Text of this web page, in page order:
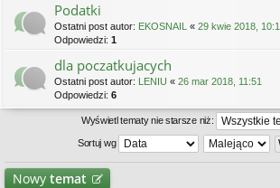
Podatki
Ostatni post autor: EKOSNAIL « 29 kwie 2018,
Odpowiedzi: 1
dla poczatkujacych
Ostatni post autor: LENIU « 26 mar 2018, 11:51
Odpowiedzi: 6
Wyświetl tematy nie starsze niż:
Sortuj wg
Nowy temat